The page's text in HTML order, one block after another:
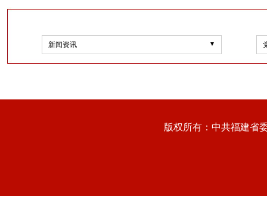
新闻资讯
版权所有：中共福建省